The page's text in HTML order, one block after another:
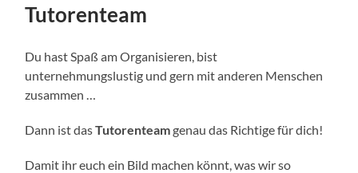
Tutorenteam
Du hast Spaß am Organisieren, bist
unternehmungslustig und gern mit anderen Menschen
zusammen …
Dann ist dasTutorenteamgenau das Richtige für dich!
Damit ihr euch ein Bild machen könnt, was wir so